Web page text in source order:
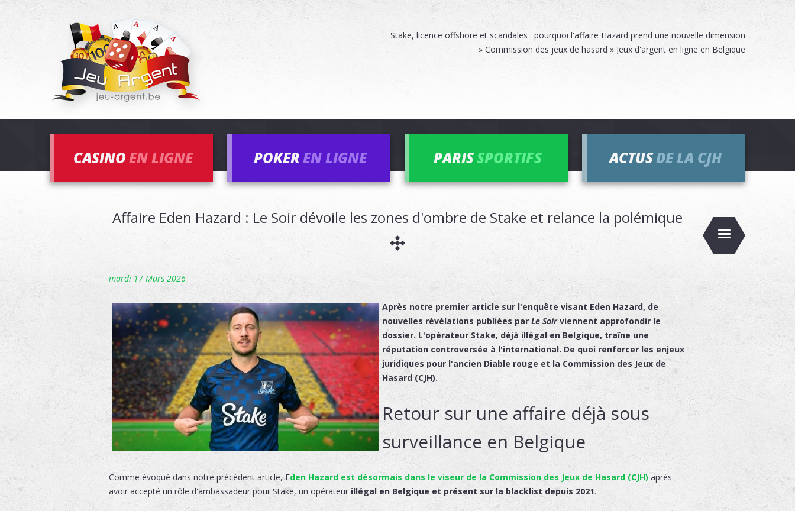
Stake, licence offshore et scandales : pourquoi l'affaire Hazard prend une nouvelle dimension
» Commission des jeux de hasard » Jeux d'argent en ligne en Belgique
CASINOEN LIGNE POKEREN LIGNE PARISSPORTIFS ACTUSDE LA CJH
Affaire Eden Hazard : Le Soir dévoile les zones d'ombre de Stake et relance la polémique
mardi 17 Mars 2026
Après notre premier article sur l'enquête visant Eden Hazard, de
nouvelles révélations publiées par Le Soirviennent approfondir le
dossier. L'opérateur Stake, déjà illégal en Belgique, traîne une
réputation controversée à l'international. De quoi renforcer les enjeux
juridiques pour l'ancien Diable rouge et la Commission des Jeux de
Hasard (CJH).
Retour sur une affaire déjà sous
surveillance en Belgique
Comme évoqué dans notre précédent article, Eden Hazard est désormais dans le viseur de la Commission des Jeux de Hasard (CJH) après
avoir accepté un rôle d'ambassadeur pour Stake, un opérateur illégal en Belgique et présent sur la blacklist depuis 2021.